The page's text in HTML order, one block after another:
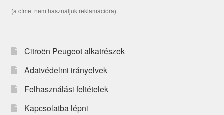
(a címet nem használjuk reklamációra)
Citroën Peugeot alkatrészek
Adatvédelmi irányelvek
Felhasználási feltételek
Kapcsolatba lépni